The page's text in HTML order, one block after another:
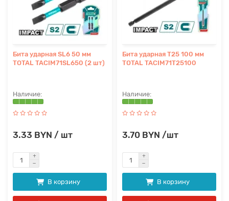
Бита ударная SL6 50 мм
TOTAL TACIM71SL650 (2 шт)
3.33 BYN / шт
В корзину
Бита ударная T25 100 мм
TOTAL TACIM71T25100
3.70 BYN /шт
В корзину